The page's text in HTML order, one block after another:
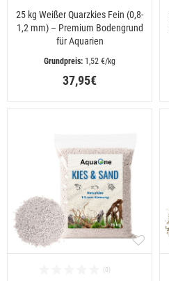
25 kg Weißer Quarzkies Fein (0,8-
1,2 mm) – Premium Bodengrund
für Aquarien
1,52 €/kg
37,95€